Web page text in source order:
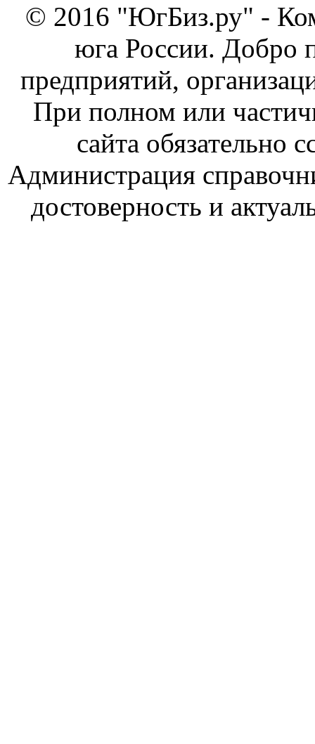
© 2016 "ЮгБиз.ру" -
юга России. Добро
предприятий,
При полном или
сайта обязательно
Администрация
достоверность и